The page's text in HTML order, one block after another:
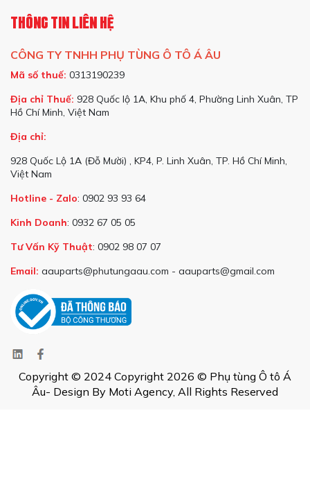
THÔNG TIN LIÊN HỆ
CÔNG TY TNHH PHỤ TÙNG Ô TÔ Á ÂU
Mã số thuế: 0313190239
Địa chỉ Thuế: 928 Quốc lộ 1A, Khu phố 4, Phường Linh Xuân, TP
Hồ Chí Minh, Việt Nam
Địa chỉ:
928 Quốc Lộ 1A (Đỗ Mười) , KP4, P. Linh Xuân, TP. Hồ Chí Minh,
Việt Nam
Hotline - Zalo: 0902 93 93 64
Kinh Doanh: 0932 67 05 05
Tư Vấn Kỹ Thuật: 0902 98 07 07
Email: aauparts@phutungaau.com - aauparts@gmail.com
Copyright © 2024 Copyright 2026 © Phụ tùng Ô tô Á
Âu- Design By Moti Agency, All Rights Reserved